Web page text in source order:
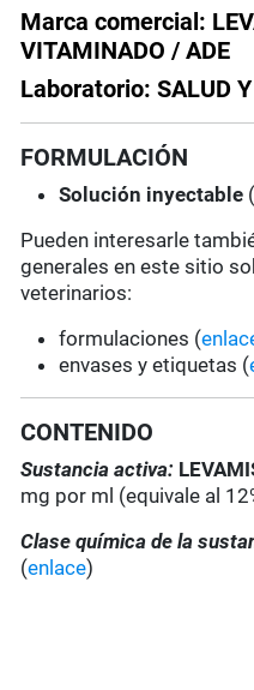
Marca comercial:
VITAMINADO / ADE
Laboratorio: SALUD
FORMULACIÓN
Solución inyectable
Pueden interesarle
generales en este sitio
veterinarios:
formulaciones (
envases y etiquetas (
CONTENIDO
Sustancia activa:
mg por ml (equivale al
Clase química de la
(enlace)